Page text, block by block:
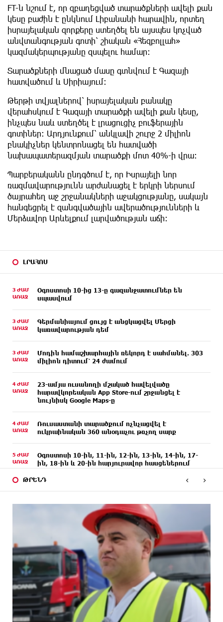
ԼՐԱՀՈՍ
3 ԺԱՄ
ԱՌԱՋ
Օգոստոսի 10-ից 13-ը գազանջատումներ են
սպասվում
3 ԺԱՄ
ԱՌԱՋ
Գերմանիայում ցույց է անցկացվել Մերցի
կառավարության դեմ
3 ԺԱՄ
ԱՌԱՋ
Մոդին համաշխարհային ռեկորդ է սահմանել. 303
միլիոն դիտում՝ 24 ժամում
4 ԺԱՄ
ԱՌԱՋ
23-ամյա ուսանողի մշակած հավելվածը
հարավկորեական App Store-ում շրջանցել է
նույնիսկ Google Maps-ը
4 ԺԱՄ
ԱՌԱՋ
Ռուսաստանի տարածքում ոչնչացվել է
ուկրաինական 360 անօդաչու թռչող սարք
5 ԺԱՄ
ԱՌԱՋ
Օգոստոսի 10-ին, 11-ին, 12-ին, 13-ին, 14-ին, 17-
ին, 18-ին և 20-ին հարյուրավոր հասցեներում
լույս չի լինելու
Ադրբեջանի Սարով գյուղում տանը 18-ամյա
աղջկա դի է հայտնաբերվել
5 ԺԱՄ
ԱՌԱՋ
Հայհիդրոմետի տնօրենը գրել է
6 ԺԱՄ
Արտակարգ դեպք՝ Երևանում․ կոտրել են «Հույս
բոլոր մարդկանց» հիմնադրամի շենքի
պատուհաններն ու դռները
FT-ն նշում է, որ զբաղեցված տարածքների ավելի քան
կեսը բաժին է ընկնում Լիբանանի հարավին, որտեղ
իսրայելական զորքերը ստեղծել են այսպես կոչված
անվտանգության գոտի՝ շիական «Հեզբոլլահ»
կազմակերպությանը զսպելու համար։
Տարածքների մնացած մասը գտնվում է Գազայի
հատվածում և Սիրիայում։
Թերթի տվյալներով՝ իսրայելական բանակը
վերահսկում է Գազայի տարածքի ավելի քան կեսը,
ինչպես նաև ստեղծել է լրացուցիչ բուֆերային
գոտիներ։ Արդյունքում՝ անկլավի շուրջ 2 միլիոն
բնակիչներ կենտրոնացել են հատվածի
նախապատերազմյան տարածքի մոտ 40%-ի վրա։
Պարբերականն ընդգծում է, որ Իսրայելի նոր
ռազմավարությունն արժանացել է երկրի ներսում
ծայրահեղ աջ շրջանակների աջակցությանը, սակայն
հանգեցրել է զանգվածային ավերածությունների և
Մերձավոր Արևելքում լարվածության աճի։
ԹՐԵՆԴ ‹ ›